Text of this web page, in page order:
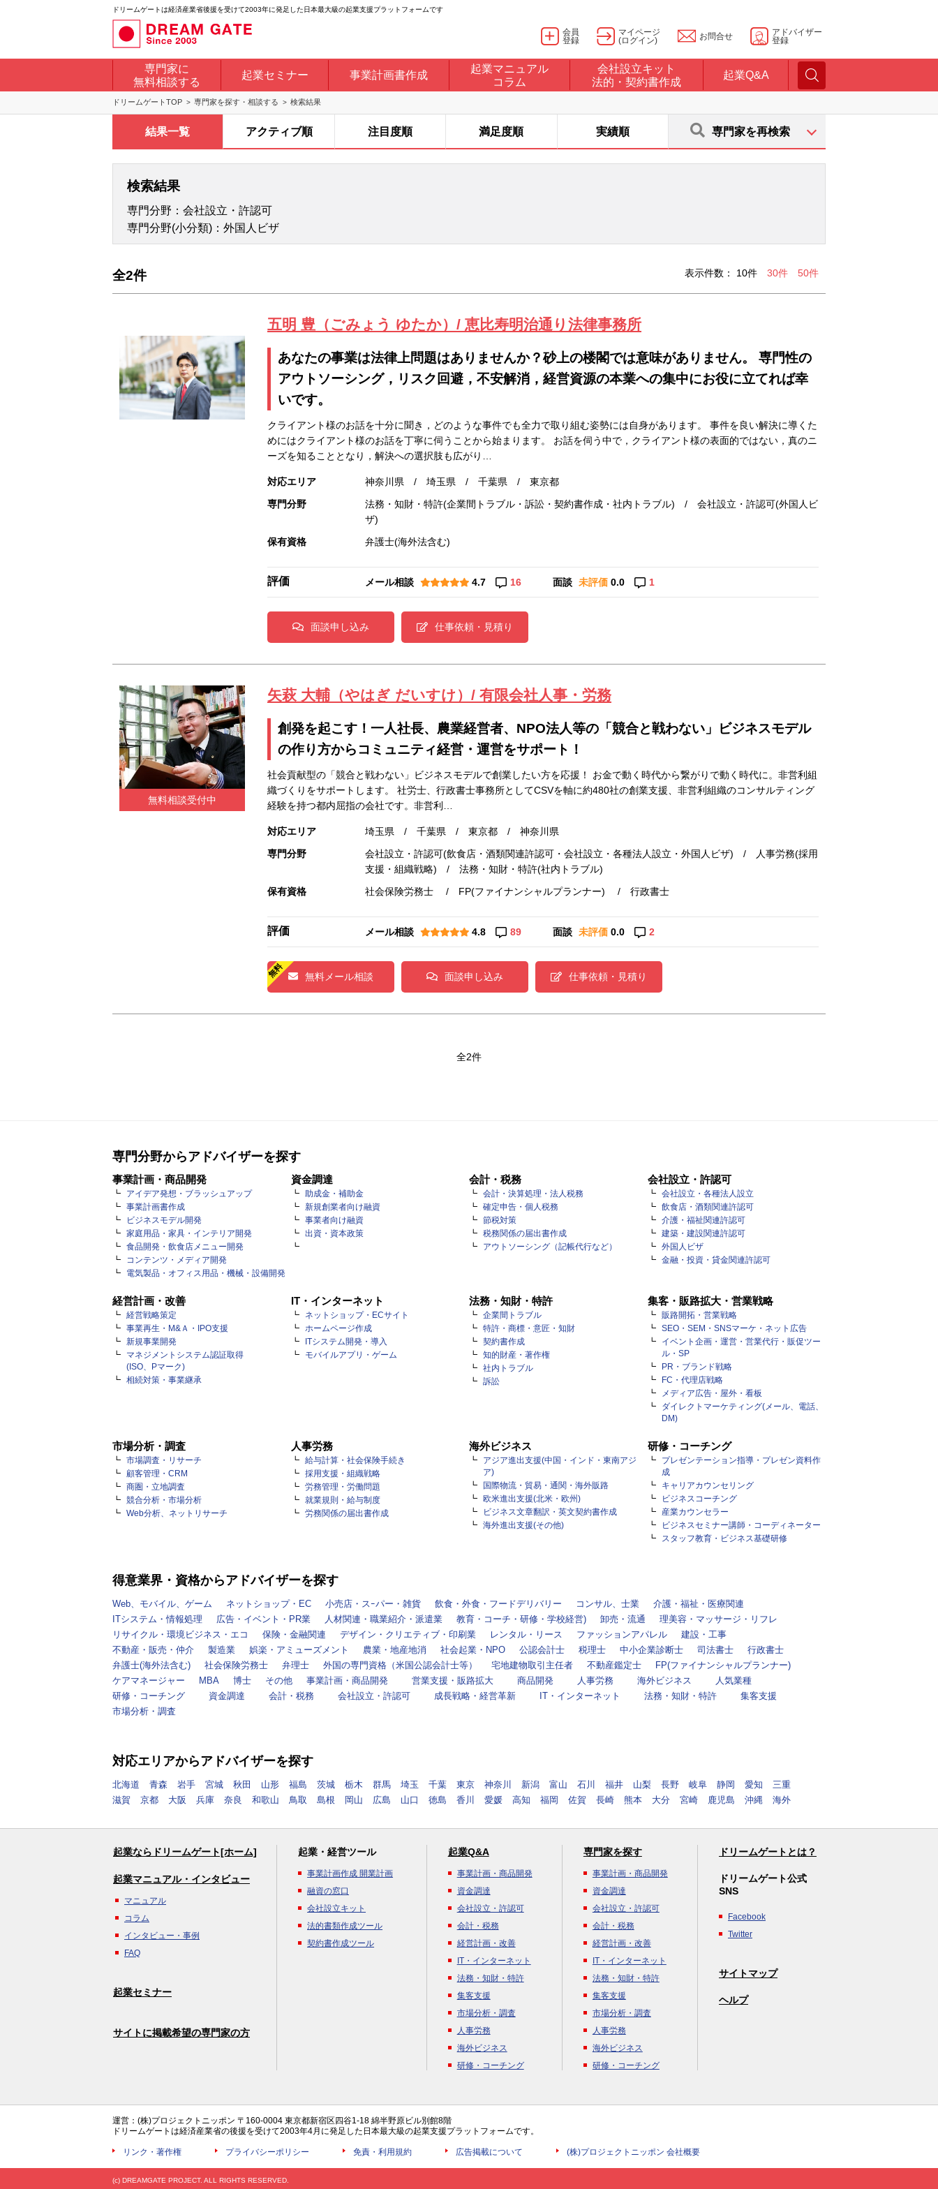
ドリームゲートは経済産業省後援を受けて2003年に発足した日本最大級の起業支援プラットフォームです
会員
登録
マイページ
(ログイン)
お問合せ
アドバイザー
登録
専門家に
無料相談する
起業セミナー 事業計画書作成
起業マニュアル
コラム
会社設立キット
法的・契約書作成
起業Q&A
ドリームゲートTOP 専門家を探す・相談する 検索結果
結果一覧 アクティブ順 注目度順 満足度順 実績順 専門家を再検索
検索結果
専門分野：会社設立・許認可
専門分野(小分類)：外国人ビザ
全2件 表示件数： 10件 30件 50件
五明 豊（ごみょう ゆたか）/ 恵比寿明治通り法律事務所
あなたの事業は法律上問題はありませんか？砂上の楼閣では意味がありません。 専門性の
アウトソーシング，リスク回避，不安解消，経営資源の本業への集中にお役に立てれば幸
いです。
クライアント様のお話を十分に聞き，どのような事件でも全力で取り組む姿勢には自身があります。 事件を良い解決に導くた
めにはクライアント様のお話を丁寧に伺うことから始まります。 お話を伺う中で，クライアント様の表面的ではない，真のニ
ーズを知ることとなり，解決への選択肢も広がり…
対応エリア
神奈川県 / 埼玉県 / 千葉県 / 東京都
専門分野
法務・知財・特許(企業間トラブル・訴訟・契約書作成・社内トラブル) / 会社設立・許認可(外国人ビ
ザ)
保有資格
弁護士(海外法含む)
評価 メール相談 4.7 16 面談 未評価 0.0 1
面談申し込み 仕事依頼・見積り
無料相談受付中
矢萩 大輔（やはぎ だいすけ）/ 有限会社人事・労務
創発を起こす！一人社長、農業経営者、NPO法人等の「競合と戦わない」ビジネスモデル
の作り方からコミュニティ経営・運営をサポート！
社会貢献型の「競合と戦わない」ビジネスモデルで創業したい方を応援！ お金で動く時代から繋がりで動く時代に。非営利組
織づくりをサポートします。 社労士、行政書士事務所としてCSVを軸に約480社の創業支援、非営利組織のコンサルティング
経験を持つ都内屈指の会社です。非営利…
対応エリア
埼玉県 / 千葉県 / 東京都 / 神奈川県
専門分野
会社設立・許認可(飲食店・酒類関連許認可・会社設立・各種法人設立・外国人ビザ) / 人事労務(採用
支援・組織戦略) / 法務・知財・特許(社内トラブル)
保有資格
社会保険労務士 / FP(ファイナンシャルプランナー) / 行政書士
評価 メール相談 4.8 89 面談 未評価 0.0 2
無料メール相談 面談申し込み 仕事依頼・見積り
全2件
専門分野からアドバイザーを探す
事業計画・商品開発
アイデア発想・ブラッシュアップ
事業計画書作成
ビジネスモデル開発
家庭用品・家具・インテリア開発
食品開発・飲食店メニュー開発
コンテンツ・メディア開発
電気製品・オフィス用品・機械・設備開発
資金調達
助成金・補助金
新規創業者向け融資
事業者向け融資
出資・資本政策
会計・税務
会計・決算処理・法人税務
確定申告・個人税務
節税対策
税務関係の届出書作成
アウトソーシング（記帳代行など）
会社設立・許認可
会社設立・各種法人設立
飲食店・酒類関連許認可
介護・福祉関連許認可
建築・建設関連許認可
外国人ビザ
金融・投資・貸金関連許認可
経営計画・改善
経営戦略策定
事業再生・M&Ａ・IPO支援
新規事業開発
マネジメントシステム認証取得
(ISO、Pマーク)
相続対策・事業継承
IT・インターネット
ネットショップ・ECサイト
ホームページ作成
ITシステム開発・導入
モバイルアプリ・ゲーム
法務・知財・特許
企業間トラブル
特許・商標・意匠・知財
契約書作成
知的財産・著作権
社内トラブル
訴訟
集客・販路拡大・営業戦略
販路開拓・営業戦略
SEO・SEM・SNSマーケ・ネット広告
イベント企画・運営・営業代行・販促ツー
ル・SP
PR・ブランド戦略
FC・代理店戦略
メディア広告・屋外・看板
ダイレクトマーケティング(メール、電話、
DM)
市場分析・調査
市場調査・リサーチ
顧客管理・CRM
商圏・立地調査
競合分析・市場分析
Web分析、ネットリサーチ
人事労務
給与計算・社会保険手続き
採用支援・組織戦略
労務管理・労働問題
就業規則・給与制度
労務関係の届出書作成
海外ビジネス
アジア進出支援(中国・インド・東南アジ
ア)
国際物流・貿易・通関・海外販路
欧米進出支援(北米・欧州)
ビジネス文章翻訳・英文契約書作成
海外進出支援(その他)
研修・コーチング
プレゼンテーション指導・プレゼン資料作
成
キャリアカウンセリング
ビジネスコーチング
産業カウンセラー
ビジネスセミナー講師・コーディネーター
スタッフ教育・ビジネス基礎研修
得意業界・資格からアドバイザーを探す
Web、モバイル、ゲーム ネットショップ・EC 小売店・スｰパー・雑貨 飲食・外食・フードデリバリー コンサル、士業
介護・福祉・医療関連
ITシステム・情報処理
広告・イベント・PR業 人材関連・職業紹介・派遣業 教育・コーチ・研修・学校経営) 卸売・流通
理美容・マッサージ・リフレ
リサイクル・環境ビジネス・エコ
保険・金融関連 デザイン・クリエティブ・印刷業 レンタル・リース ファッションアパレル
建設・工事
不動産・販売・仲介
製造業 娯楽・アミューズメント 農業・地産地消 社会起業・NPO 公認会計士 税理士 中小企業診断士 司法書士
行政書士
弁護士(海外法含む)
社会保険労務士 弁理士 外国の専門資格（米国公認会計士等） 宅地建物取引主任者 不動産鑑定士
FP(ファイナンシャルプランナー)
ケアマネージャー
MBA 博士 その他 事業計画・商品開発 営業支援・販路拡大 商品開発 人事労務 海外ビジネス
人気業種
研修・コーチング
資金調達 会計・税務 会社設立・許認可 成長戦略・経営革新 IT・インターネット 法務・知財・特許
集客支援
市場分析・調査
対応エリアからアドバイザーを探す
北海道 青森 岩手 宮城 秋田 山形 福島 茨城 栃木 群馬 埼玉 千葉 東京 神奈川 新潟 富山 石川 福井 山梨 長野 岐阜 静岡 愛知
三重
滋賀
京都 大阪 兵庫 奈良 和歌山 鳥取 島根 岡山 広島 山口 徳島 香川 愛媛 高知 福岡 佐賀 長崎 熊本 大分 宮崎 鹿児島 沖縄 海外
起業ならドリームゲート[ホーム]
起業マニュアル・インタビュー
マニュアル
コラム
インタビュー・事例
FAQ
起業セミナー
サイトに掲載希望の専門家の方
起業・経営ツール
事業計画作成 開業計画
融資の窓口
会社設立キット
法的書類作成ツール
契約書作成ツール
起業Q&A
事業計画・商品開発
資金調達
会社設立・許認可
会計・税務
経営計画・改善
IT・インターネット
法務・知財・特許
集客支援
市場分析・調査
人事労務
海外ビジネス
研修・コーチング
専門家を探す
事業計画・商品開発
資金調達
会社設立・許認可
会計・税務
経営計画・改善
IT・インターネット
法務・知財・特許
集客支援
市場分析・調査
人事労務
海外ビジネス
研修・コーチング
ドリームゲートとは？
ドリームゲート公式
SNS
Facebook
Twitter
サイトマップ
ヘルプ
運営：(株)プロジェクトニッポン 〒160-0004 東京都新宿区四谷1-18 綿半野原ビル別館8階
ドリームゲートは経済産業省の後援を受けて2003年4月に発足した日本最大級の起業支援プラットフォームです。
リンク・著作権 プライバシーポリシー 免責・利用規約 広告掲載について (株)プロジェクトニッポン 会社概要
(c) DREAMGATE PROJECT. ALL RIGHTS RESERVED.